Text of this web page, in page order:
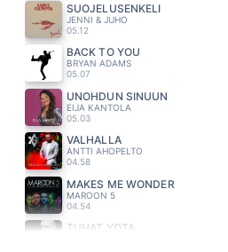
SUOJELUSENKELI
JENNI & JUHO
05.12
BACK TO YOU
BRYAN ADAMS
05.07
UNOHDUN SINUUN
EIJA KANTOLA
05.03
VALHALLA
ANTTI AHOPELTO
04.58
MAKES ME WONDER
MAROON 5
04.54
TUHAT YÖTÄ